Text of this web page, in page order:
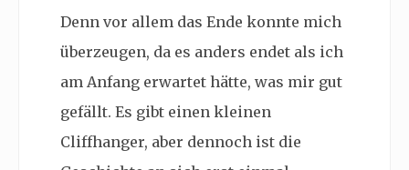
Denn vor allem das Ende konnte mich
überzeugen, da es anders endet als ich
am Anfang erwartet hätte, was mir gut
gefällt. Es gibt einen kleinen
Cliffhanger, aber dennoch ist die